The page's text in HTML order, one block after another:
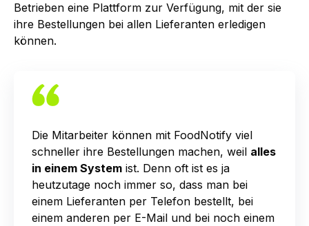
Betrieben eine Plattform zur Verfügung, mit der sie
ihre Bestellungen bei allen Lieferanten erledigen
können.
Die Mitarbeiter können mit FoodNotify viel
schneller ihre Bestellungen machen, weil alles
in einem System ist. Denn oft ist es ja
heutzutage noch immer so, dass man bei
einem Lieferanten per Telefon bestellt, bei
einem anderen per E-Mail und bei noch einem